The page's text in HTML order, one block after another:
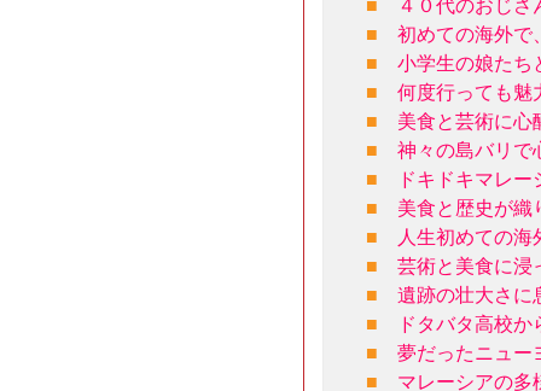
■
４０代のおじ
■
初めての海外で
■
小学生の娘たち
■
何度行っても魅
■
美食と芸術に心
■
神々の島バリで
■
ドキドキマレ
■
美食と歴史が織
■
人生初めての海
■
芸術と美食に浸
■
遺跡の壮大さに
■
ドタバタ高校
■
夢だったニュー
■
マレーシアの多